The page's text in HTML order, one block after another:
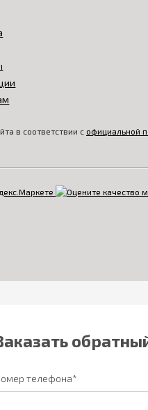
в соответствии с официальной
телефона*